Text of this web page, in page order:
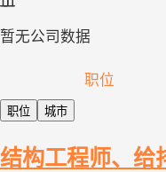
暂无公司数据
职位
职位 城市
结构工程师、给